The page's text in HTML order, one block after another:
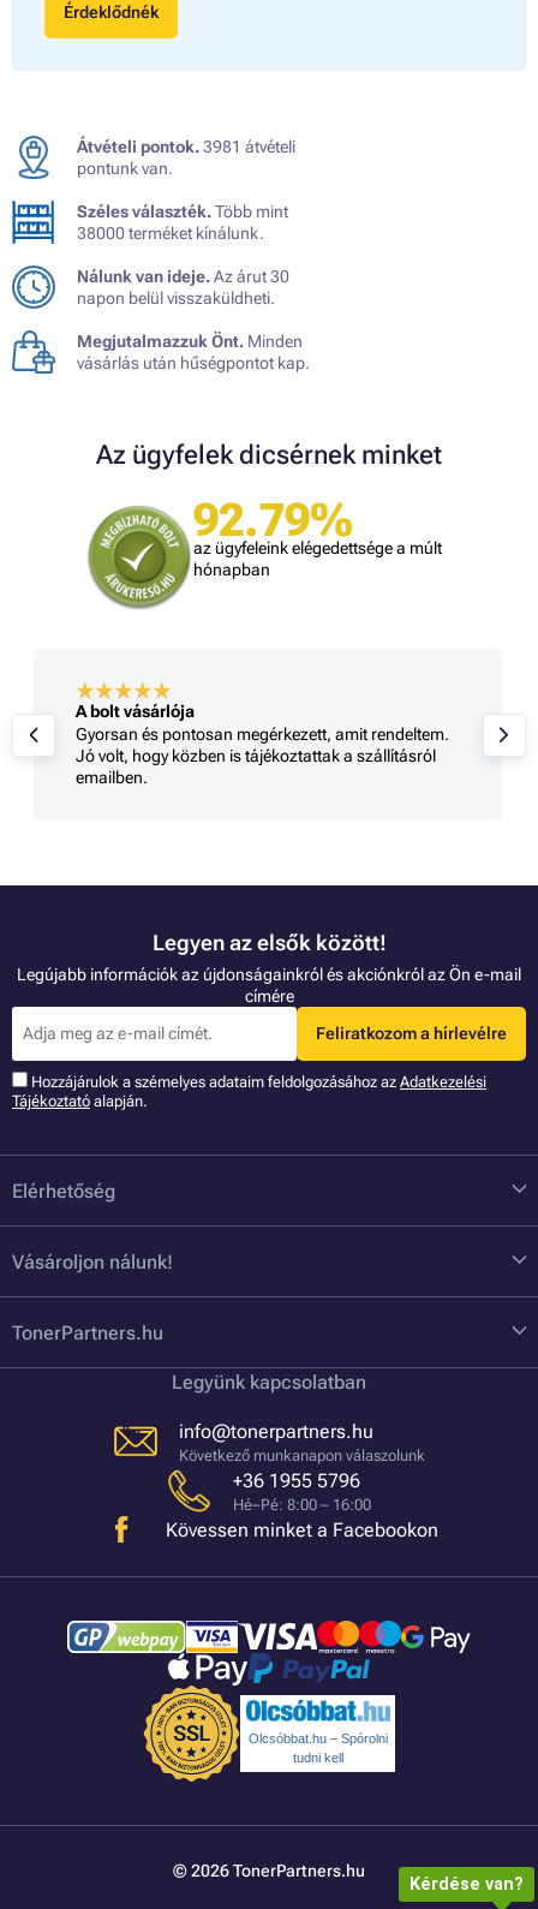
Érdeklődnék
Átvételi pontok.3981 átvételi
pontunk van.
Széles választék.Több mint
38000 terméket kínálunk.
Nálunk van ideje.Az árut 30
napon belül visszaküldheti.
Megjutalmazzuk Önt. Minden
vásárlás után hűségpontot kap.
Az ügyfelek dicsérnek minket
92.79%
az ügyfeleink elégedettsége a múlt
hónapban
A bolt vásárlója
Gyorsan és pontosan megérkezett, amit rendeltem.
Jó volt, hogy közben is tájékoztattak a szállításról
emailben.
Legyen az elsők között!
Legújabb információk az újdonságainkról és akciónkról az Ön e-mail
címére
Feliratkozom a hírlevélre
Hozzájárulok a szémelyes adataim feldolgozásához az Adatkezelési
Tájékoztató alapján.
Elérhetőség
Vásároljon nálunk!
TonerPartners.hu
Legyünk kapcsolatban
info@tonerpartners.hu
Következő munkanapon válaszolunk
+36 1955 5796
Hé–Pé: 8:00 – 16:00
Kövessen minket a Facebookon
Olcsóbbat.hu – Spórolni
tudni kell
© 2026 TonerPartners.hu
Kérdése van?